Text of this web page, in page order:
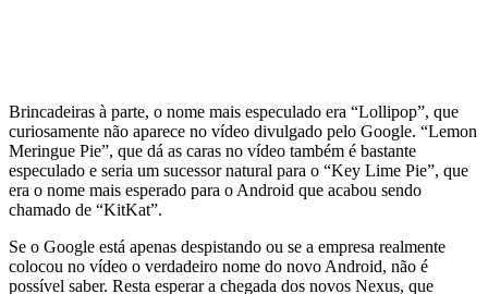
Brincadeiras à parte, o nome mais especulado era “Lollipop”, que
curiosamente não aparece no vídeo divulgado pelo Google. “Lemon
Meringue Pie”, que dá as caras no vídeo também é bastante
especulado e seria um sucessor natural para o “Key Lime Pie”, que
era o nome mais esperado para o Android que acabou sendo
chamado de “KitKat”.
Se o Google está apenas despistando ou se a empresa realmente
colocou no vídeo o verdadeiro nome do novo Android, não é
possível saber. Resta esperar a chegada dos novos Nexus, que